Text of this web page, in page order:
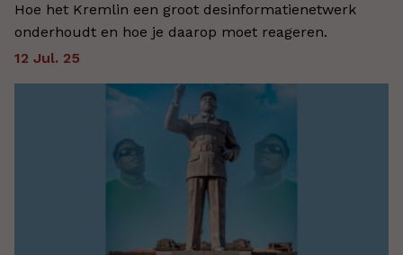
Hoe het Kremlin een groot desinformatienetwerk
onderhoudt en hoe je daarop moet reageren.
12 Jul. 25